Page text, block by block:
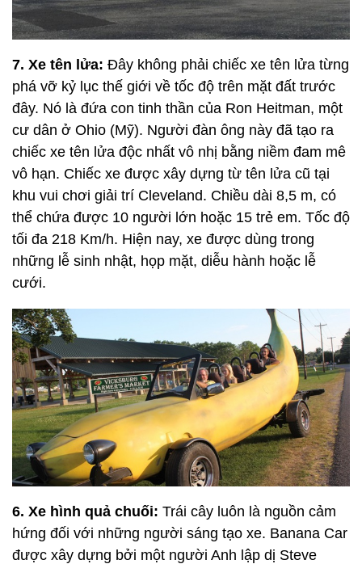
7. Xe tên lửa: Đây không phải chiếc xe tên lửa từng
phá vỡ kỷ lục thế giới về tốc độ trên mặt đất trước
đây. Nó là đứa con tinh thần của Ron Heitman, một
cư dân ở Ohio (Mỹ). Người đàn ông này đã tạo ra
chiếc xe tên lửa độc nhất vô nhị bằng niềm đam mê
vô hạn. Chiếc xe được xây dựng từ tên lửa cũ tại
khu vui chơi giải trí Cleveland. Chiều dài 8,5 m, có
thể chứa được 10 người lớn hoặc 15 trẻ em. Tốc độ
tối đa 218 Km/h. Hiện nay, xe được dùng trong
những lễ sinh nhật, họp mặt, diễu hành hoặc lễ
cưới.
6. Xe hình quả chuối: Trái cây luôn là nguồn cảm
hứng đối với những người sáng tạo xe. Banana Car
được xây dựng bởi một người Anh lập dị Steve